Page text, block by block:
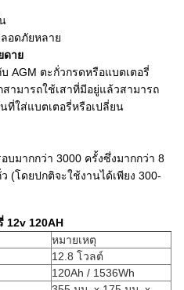
อดภัยหลาย
ดาย
AGM ตะกั่วกรดหรือแบตเตอรี่
สามารถใช้เสาที่มีอยู่แล้วสามารถ
ที่ใส่แบตเตอรี่หรือเปลี่ยน
บมากกว่า 3000 ครั้งซึ่งมากกว่า 8
(โดยปกติจะใช้งานได้เพียง 300-
12v 120AH
หมายเหตุ
12.8 โวลต์
120Ah / 1536Wh